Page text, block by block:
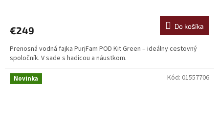
A
M
O
€249 Do košíka
Prenosná vodná fajka PurjFam POD Kit Green – ideálny cestovný
spoločník. V sade s hadicou a náustkom.
Novinka Kód: 01557706